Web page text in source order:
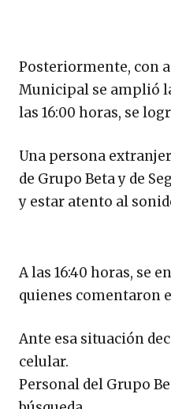
Posteriormente, con
Municipal se amplió
las 16:00 horas, se
Una persona
de Grupo Beta y de
y estar atento al
A las 16:40 horas, se
quienes comentaron
Ante esa situación
celular.
Personal del Grupo